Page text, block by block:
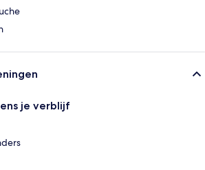
je verblijf